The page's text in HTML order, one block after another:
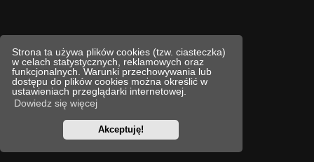
Strona ta używa plików cookies (tzw. ciasteczka)
w celach statystycznych, reklamowych oraz
funkcjonalnych. Warunki przechowywania lub
dostępu do plików cookies można określić w
ustawieniach przeglądarki internetowej.
Dowiedz się więcej
Akceptuję!